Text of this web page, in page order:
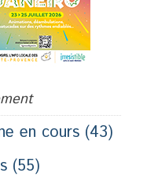
en cours (43)
(55)